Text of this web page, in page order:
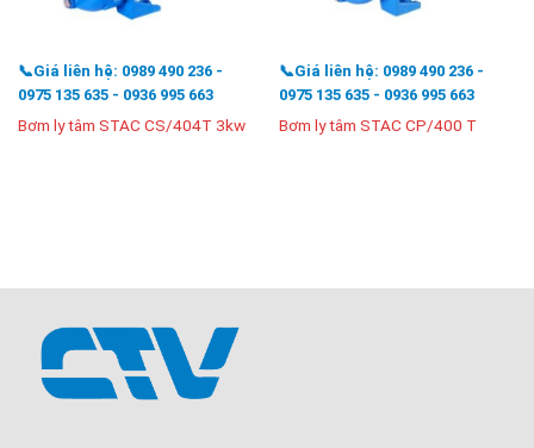
📞Giá liên hệ: 0989 490 236 -
0975 135 635 - 0936 995 663
Bơm ly tâm STAC CS/404T 3kw
📞Giá liên hệ: 0989 490 236 -
0975 135 635 - 0936 995 663
Bơm ly tâm STAC CP/400 T